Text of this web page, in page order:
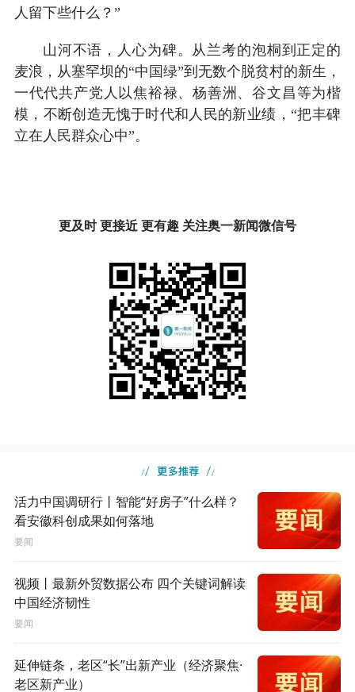
人留下些什么？”
山河不语，人心为碑。从兰考的泡桐到正定的
麦浪，从塞罕坝的“中国绿”到无数个脱贫村的新生，
一代代共产党人以焦裕禄、杨善洲、谷文昌等为楷
模，不断创造无愧于时代和人民的新业绩，“把丰碑
立在人民群众心中”。
更及时 更接近 更有趣 关注奥一新闻微信号
活力中国调研行丨智能“好房子”什么样？
看安徽科创成果如何落地
要闻
视频丨最新外贸数据公布 四个关键词解读
中国经济韧性
要闻
延伸链条，老区“长”出新产业（经济聚焦·
老区新产业）